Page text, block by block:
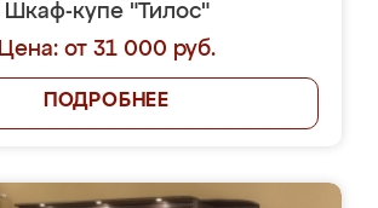
Шкаф-купе "Тилос"
Цена: от 31 000 руб.
ПОДРОБНЕЕ